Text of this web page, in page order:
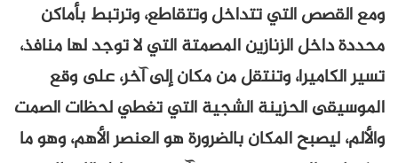
ومع القصص التي تتداخل وتتقاطع، وترتبط بأماكن
محددة داخل الزنازين المصمتة التي لا توجد لها منافذ،
تسير الكاميرا، وتنتقل من مكان إلى آخر، على وقع
الموسيقى الحزينة الشجية التي تغطي لحظات الصمت
والألم، ليصبح المكان بالضرورة هو العنصر الأهم، وهو ما